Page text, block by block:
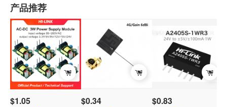
产品推荐
$1.05 $0.34 $0.83